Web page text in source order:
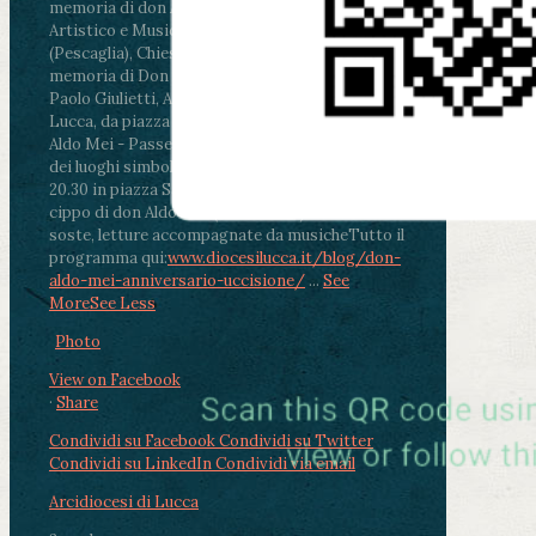
memoria di don Aldo Mei curato dal Liceo
Artistico e Musicale “Passaglia”
ore 18 - Fiano
(Pescaglia), Chiesa parrocchiale - Messa in
memoria di Don Aldo Mei celebrata da mons.
Paolo Giulietti, Arcivescovo di Lucca
ore 20.30 -
Lucca, da piazza San Michele al Cippo di don
Aldo Mei - Passeggiata della Memoria in alcuni
dei luoghi simbolo della città. Ritrovo alle ore
20.30 in piazza San Michele con conclusione al
cippo di don Aldo Mei (Porta Elisa). Durante le
soste, letture accompagnate da musicheTutto il
programma qui:www.diocesilucca.it/blog/don-
aldo-mei-anniversario-uccisione/ ... See
MoreSee Less
Photo
View on Facebook
· Share
Condividi su FacebookCondividi su Twitter
Condividi su LinkedInCondividi via email
Arcidiocesi di Lucca